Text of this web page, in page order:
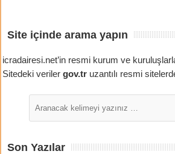
Site içinde arama yapın
icradairesi.net’in resmi kurum ve
Sitedeki verilergov.tr uzantılı resmi
Son Yazılar